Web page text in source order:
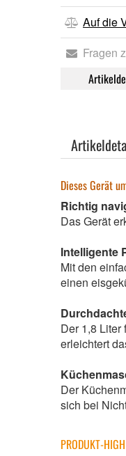
Auf die
Fragen
Dieses Gerät
Richtig
Das Gerät
Intelligente
Mit den
einen
Der 1,8
erleichtert
Der
sich bei
PRODUKT-